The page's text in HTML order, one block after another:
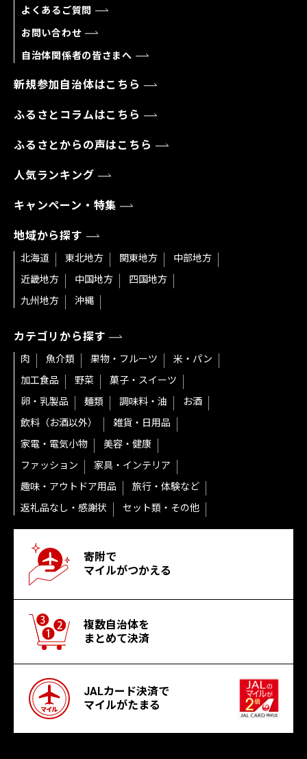
よくあるご質問
お問い合わせ
自治体関係者の皆さまへ
新規参加自治体はこちら
ふるさとコラムはこちら
ふるさとからの声はこちら
人気ランキング
キャンペーン・特集
地域から探す
北海道 東北地方 関東地方
中部地方
近畿地方
中国地方
四国地方
九州地方
沖縄
カテゴリから探す
肉 魚介類 果物・フルーツ
米・パン
加工食品
野菜
菓子・スイーツ
卵・乳製品
麺類 調味料・油
お酒
飲料（お酒以外）
雑貨・日用品
家電・電気小物
美容・健康
ファッション
家具・インテリア
趣味・アウトドア用品
旅行・体験など
返礼品なし・感謝状
セット類・その他
寄附で
マイルがつかえる
複数自治体を
まとめて決済
JALカード決済で
マイルがたまる